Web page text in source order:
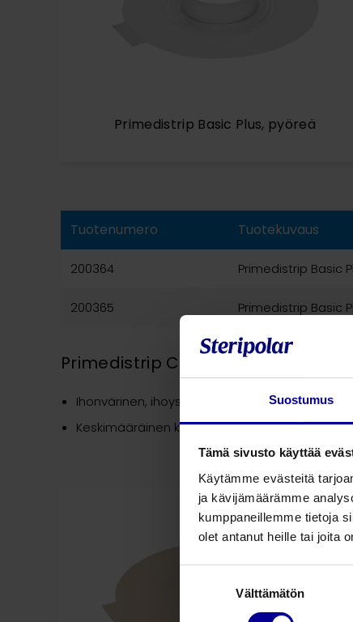
Suostumus
Tämä sivusto käyttää
Käytämme evästeitä
ja kävijämäärämme
kumppaneillemme tietoja
olet antanut heille tai joita
Välttämätön
Primedistrip Basic Plus, pyöreä
Tuotenumero Tuotekuvaus
200364 Primedistrip Basic
200365 Primedistrip Basic
Primedistrip Comfort
Ihonvärinen, ihoystävällistä hydrocolloid-
Keskimääräinen käyttöaika 36 tuntia